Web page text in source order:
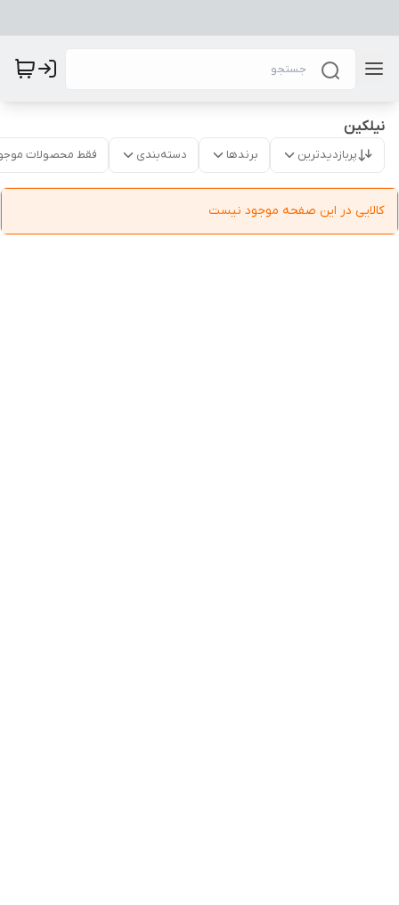
نیلکین
پربازدیدترین برندها دسته‌بندی فقط محصولات
کالایی در این صفحه موجود نیست